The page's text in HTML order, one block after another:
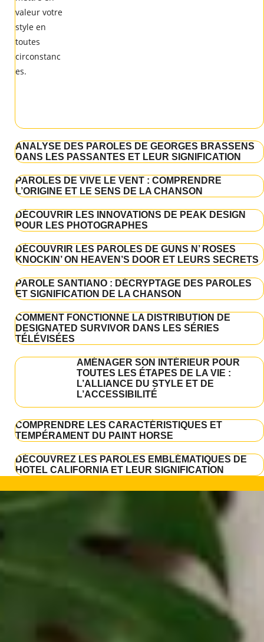
ANALYSE DES PAROLES DE GEORGES BRASSENS
DANS LES PASSANTES ET LEUR SIGNIFICATION
PAROLES DE VIVE LE VENT : COMPRENDRE
L’ORIGINE ET LE SENS DE LA CHANSON
DÉCOUVRIR LES INNOVATIONS DE PEAK DESIGN
POUR LES PHOTOGRAPHES
DÉCOUVRIR LES PAROLES DE GUNS N’ ROSES
KNOCKIN’ ON HEAVEN’S DOOR ET LEURS SECRETS
PAROLE SANTIANO : DÉCRYPTAGE DES PAROLES
ET SIGNIFICATION DE LA CHANSON
COMMENT FONCTIONNE LA DISTRIBUTION DE
DESIGNATED SURVIVOR DANS LES SÉRIES
TÉLÉVISÉES
AMÉNAGER SON INTÉRIEUR POUR
TOUTES LES ÉTAPES DE LA VIE :
L’ALLIANCE DU STYLE ET DE
L’ACCESSIBILITÉ
COMPRENDRE LES CARACTÉRISTIQUES ET
TEMPÉRAMENT DU PAINT HORSE
DÉCOUVREZ LES PAROLES EMBLÉMATIQUES DE
HOTEL CALIFORNIA ET LEUR SIGNIFICATION